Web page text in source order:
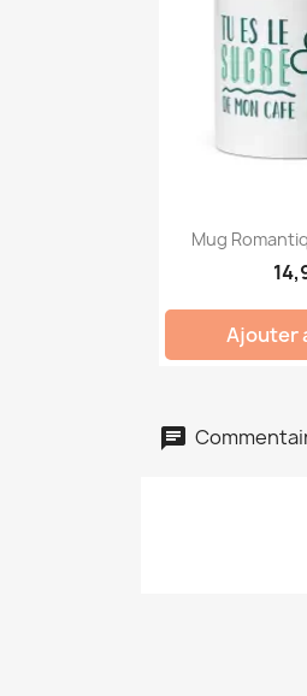
Mug
Ajouter